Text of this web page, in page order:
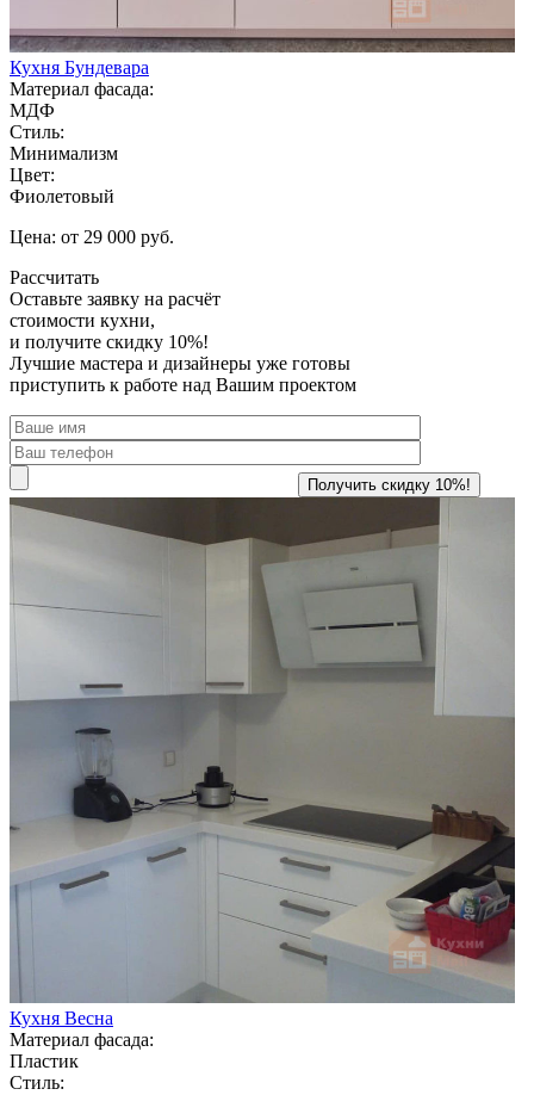
Кухня Бундевара
Материал фасада:
МДФ
Стиль:
Минимализм
Цвет:
Фиолетовый
Цена: от 29 000 руб.
Рассчитать
Оставьте заявку на расчёт
стоимости кухни,
и получите скидку 10%!
Лучшие мастера и дизайнеры уже готовы
приступить к работе над Вашим проектом
Кухня Весна
Материал фасада:
Пластик
Стиль: